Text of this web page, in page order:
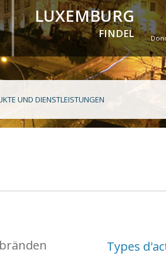
LUXEMBURG
FINDEL
UND DIENSTLEISTUNGEN
Types